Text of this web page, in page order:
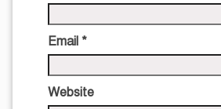
Email *
Website